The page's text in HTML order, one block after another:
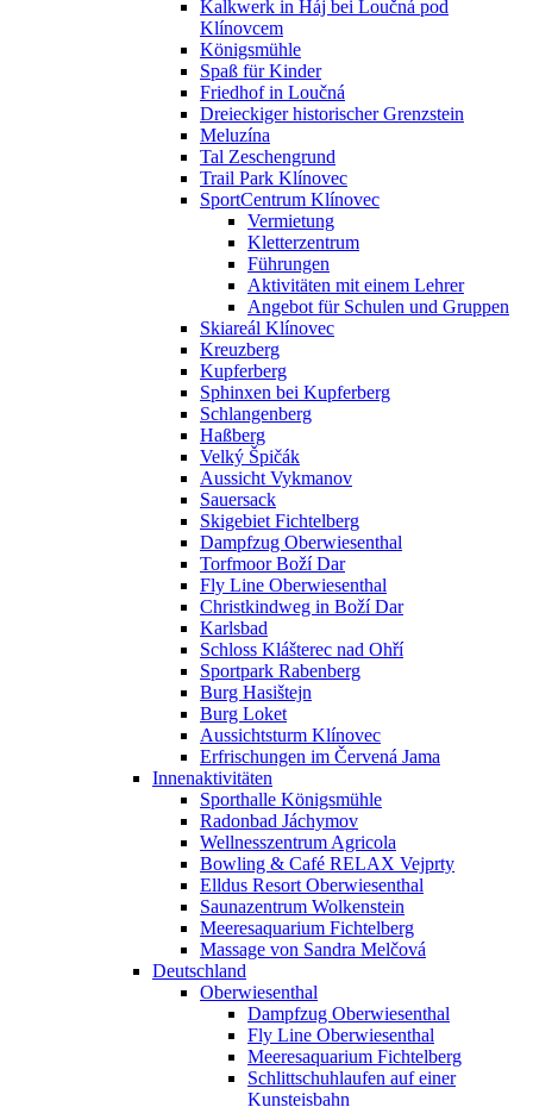
Kalkwerk in Háj bei Loučná pod
Klínovcem
Königsmühle
Spaß für Kinder
Friedhof in Loučná
Dreieckiger historischer Grenzstein
Meluzína
Tal Zeschengrund
Trail Park Klínovec
SportCentrum Klínovec
Vermietung
Kletterzentrum
Führungen
Aktivitäten mit einem Lehrer
Angebot für Schulen und Gruppen
Skiareál Klínovec
Kreuzberg
Kupferberg
Sphinxen bei Kupferberg
Schlangenberg
Haßberg
Velký Špičák
Aussicht Vykmanov
Sauersack
Skigebiet Fichtelberg
Dampfzug Oberwiesenthal
Torfmoor Boží Dar
Fly Line Oberwiesenthal
Christkindweg in Boží Dar
Karlsbad
Schloss Klášterec nad Ohří
Sportpark Rabenberg
Burg Hasištejn
Burg Loket
Aussichtsturm Klínovec
Erfrischungen im Červená Jama
Innenaktivitäten
Sporthalle Königsmühle
Radonbad Jáchymov
Wellnesszentrum Agricola
Bowling & Café RELAX Vejprty
Elldus Resort Oberwiesenthal
Saunazentrum Wolkenstein
Meeresaquarium Fichtelberg
Massage von Sandra Melčová
Deutschland
Oberwiesenthal
Dampfzug Oberwiesenthal
Fly Line Oberwiesenthal
Meeresaquarium Fichtelberg
Schlittschuhlaufen auf einer
Kunsteisbahn